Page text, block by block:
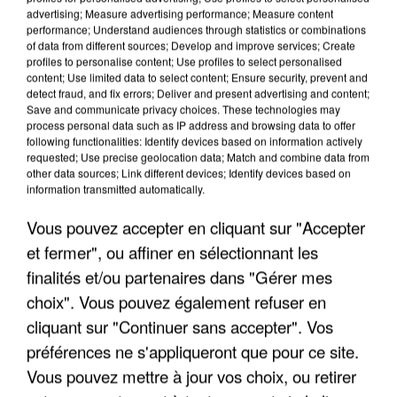
L’UN DES FONDATEURS SUPPOSÉS DE LA DZ
MAFIA INTERPELLÉ EN ALGÉRIE
advertising; Measure advertising performance; Measure content
performance; Understand audiences through statistics or combinations
of data from different sources; Develop and improve services; Create
profiles to personalise content; Use profiles to select personalised
content; Use limited data to select content; Ensure security, prevent and
detect fraud, and fix errors; Deliver and present advertising and content;
Save and communicate privacy choices. These technologies may
process personal data such as IP address and browsing data to offer
following functionalities: Identify devices based on information actively
requested; Use precise geolocation data; Match and combine data from
other data sources; Link different devices; Identify devices based on
information transmitted automatically.
Vous pouvez accepter en cliquant sur "Accepter
et fermer", ou affiner en sélectionnant les
finalités et/ou partenaires dans "Gérer mes
choix". Vous pouvez également refuser en
cliquant sur "Continuer sans accepter". Vos
préférences ne s'appliqueront que pour ce site.
Vous pouvez mettre à jour vos choix, ou retirer